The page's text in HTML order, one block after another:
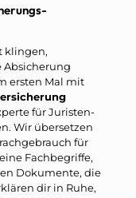
klingen,
Absicherung
ersten Mal mit
für Juristen-
Wir übersetzen
für
Fachbegriffe,
Dokumente, die
dir in Ruhe,